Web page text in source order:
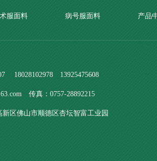
服面料 病号服面料 产品
18028102978 13925475608
传真：0757-28892215
新区佛山市顺德区杏坛智富工业园